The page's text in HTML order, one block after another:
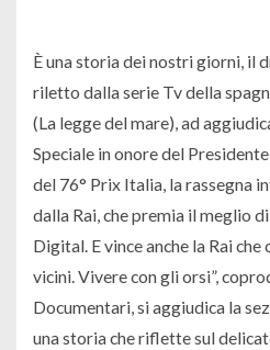
È una storia dei nostri giorni, il
riletto dalla serie Tv della
(La legge del mare), ad
Speciale in onore del
del 76° Prix Italia, la rassegna
dalla Rai, che premia il meglio
Digital. E vince anche la Rai
vicini. Vivere con gli orsi”,
Documentari, si aggiudica la
una storia che riflette sul